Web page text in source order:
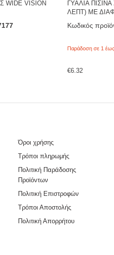
WIDE VISION
ΓΥΑΛΙΑ
ΛΕΠΤ) ΜΕ
Κωδικός
Παράδοση σε 1
€6.32
Όροι χρήσης
Τρόποι πληρωμής
Πολιτική Παράδοσης
Προϊόντων
Πολιτική Επιστροφών
Τρόποι Αποστολής
Πολιτική Απορρήτου